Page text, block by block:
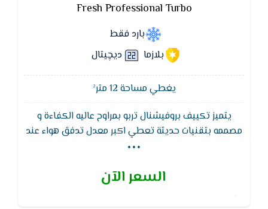
Fresh Professional Turbo
بارد فقط
بلازما
ديچيتال
يغطي مساحة 12 متر²
يتميز تكييف بروفيشنال تربو بمراوح عاليه الكفاءة و
مصممه بتقنيات حديثة تعطي اكبر معدل تدفق هواء عند
جميع السرعات نتيجه لزياده انسيابيه الهواء , كما يعمل
يقوم بالتوفير في الكهرباء بشكل ملحوظ , خاصية
...
السعر الآن